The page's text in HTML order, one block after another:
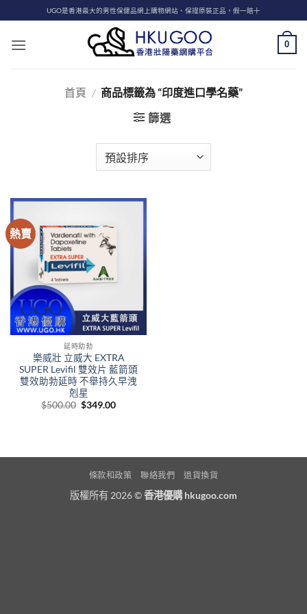
to
content
UGO是香港最大的男性保健品網上購物網站、保證原裝正品，假一賠十
0
首頁 / 商品標籤為 “印度進口學名藥”
篩選
熱賣
延時助勃
樂威壯 立威大 EXTRA
SUPER Levifil 雙效片 藍箭頭
雙效助勃延時 不舉持久早洩
剋星
$500.00 Original
$349.00Current
條款和政策 聯絡我們 退貨換貨
版權所有 2026 ©香港優購 hkugoo.com